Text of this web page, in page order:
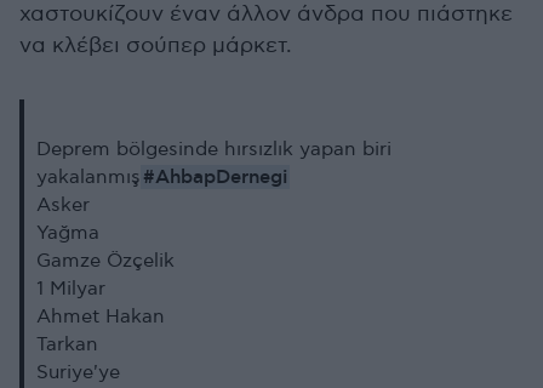
χαστουκίζουν έναν άλλον άνδρα που πιάστηκε
να κλέβει σούπερ μάρκετ.
Deprem bölgesinde hırsızlık yapan biri
yakalanmış #AhbapDernegi
Asker
Yağma
Gamze Özçelik
1 Milyar
Ahmet Hakan
Tarkan
Suriye'ye